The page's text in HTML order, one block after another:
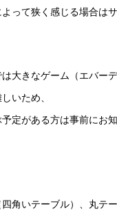
って狭く感じる場合は
大きなゲーム（エバー
いため、
定がある方は事前にお知
角いテーブル）、丸テ